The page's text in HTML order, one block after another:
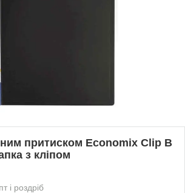
притиском Economix Clip B
з кліпом
і роздріб